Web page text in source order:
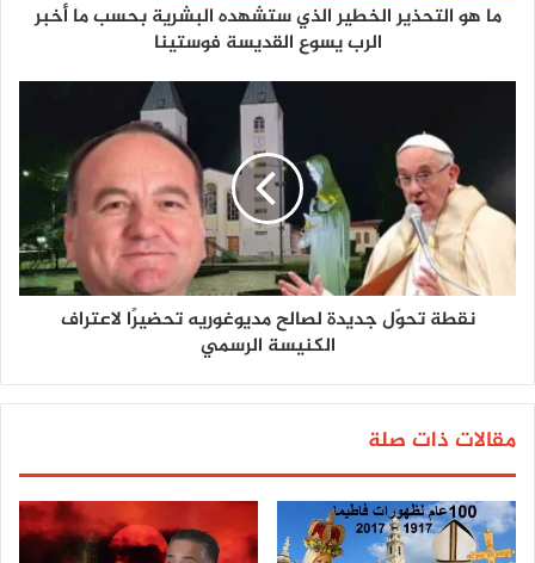
ما هو التحذير الخطير الذي ستشهده البشرية بحسب ما أخبر
الرب يسوع القديسة فوستينا
نقطة تحوّل جديدة لصالح مديوغوريه تحضيرًا لاعتراف
الكنيسة الرسمي
مقالات ذات صلة